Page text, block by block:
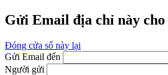
Gửi Email địa chỉ này cho
Đóng cửa sổ này lại
Gửi Email đến
Người gửi